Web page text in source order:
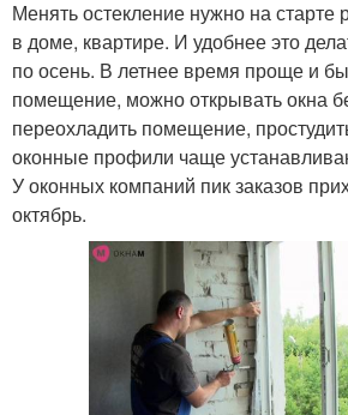
Менять остекление нужно на старте
в доме, квартире. И удобнее это
по осень. В летнее время проще и
помещение, можно открывать окна
переохладить помещение,
оконные профили чаще
У оконных компаний пик заказов
октябрь.